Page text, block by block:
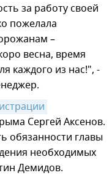
за работу своей
пожелала
–
весна, время
каждого из нас!", -
Сергей Аксенов.
обязанности главы
необходимых
Демидов.